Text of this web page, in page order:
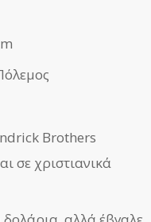
Brothers
σε χριστιανικά